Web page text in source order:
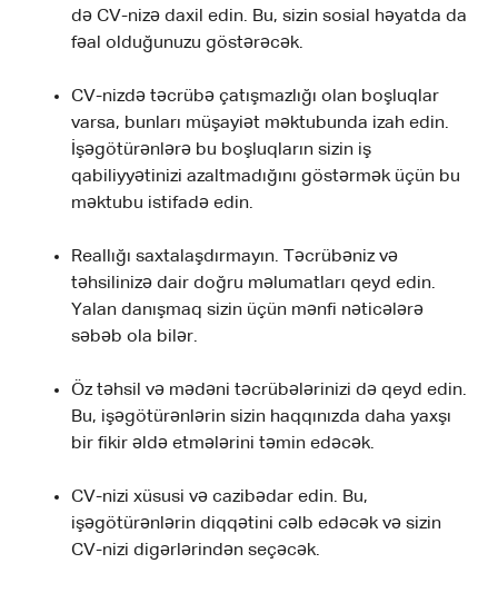
də CV-nizə daxil edin. Bu, sizin sosial həyatda da
fəal olduğunuzu göstərəcək.
CV-nizdə təcrübə çatışmazlığı olan boşluqlar
varsa, bunları müşayiət məktubunda izah edin.
İşəgötürənlərə bu boşluqların sizin iş
qabiliyyətinizi azaltmadığını göstərmək üçün bu
məktubu istifadə edin.
Reallığı saxtalaşdırmayın. Təcrübəniz və
təhsilinizə dair doğru məlumatları qeyd edin.
Yalan danışmaq sizin üçün mənfi nəticələrə
səbəb ola bilər.
Öz təhsil və mədəni təcrübələrinizi də qeyd edin.
Bu, işəgötürənlərin sizin haqqınızda daha yaxşı
bir fikir əldə etmələrini təmin edəcək.
CV-nizi xüsusi və cazibədar edin. Bu,
işəgötürənlərin diqqətini cəlb edəcək və sizin
CV-nizi digərlərindən seçəcək.